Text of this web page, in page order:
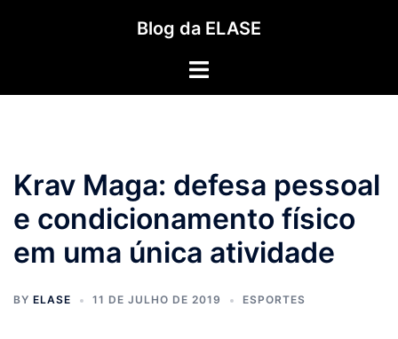
Blog da ELASE
Toggle
Krav Maga: defesa pessoal
e condicionamento físico
em uma única atividade
BY ELASE 11 DE JULHO DE 2019 ESPORTES